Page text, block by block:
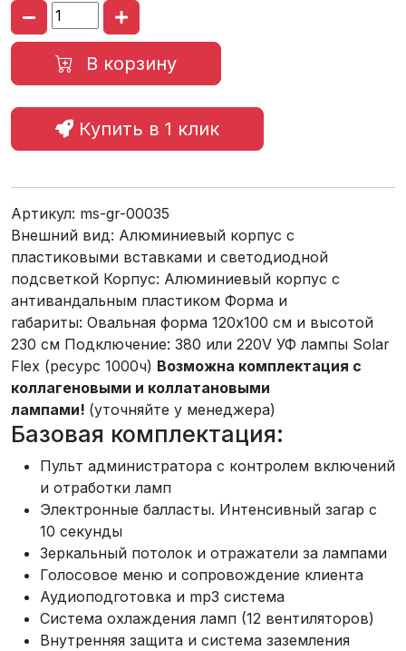
В корзину
Купить в 1 клик
Артикул: ms-gr-00035
Внешний вид: Алюминиевый корпус с
пластиковыми вставками и светодиодной
подсветкой Корпус: Алюминиевый корпус с
антивандальным пластиком Форма и
габариты: Овальная форма 120х100 см и высотой
230 см Подключение: 380 или 220V УФ лампы Solar
Flex (ресурс 1000ч) Возможна комплектация с
коллагеновыми и коллатановыми
лампами! (уточняйте у менеджера)
Базовая комплектация:
Пульт администратора с контролем включений
и отработки ламп
Электронные балласты. Интенсивный загар с
10 секунды
Зеркальный потолок и отражатели за лампами
Голосовое меню и сопровождение клиента
Аудиоподготовка и mp3 система
Система охлаждения ламп (12 вентиляторов)
Внутренняя защита и система заземления